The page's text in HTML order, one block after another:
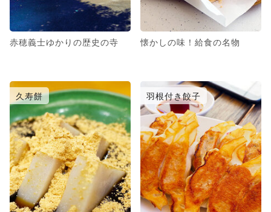
赤穂義士ゆかりの歴史の寺 懐かしの味！給食の名物
久寿餅 羽根付き餃子